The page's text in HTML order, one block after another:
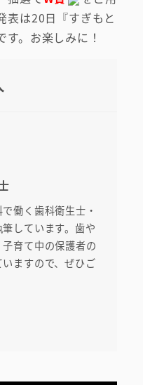
無料託児ルーム
表は20日『すぎもと
。お楽しみに！
働く歯科衛生士・
しています。歯や
育て中の保護者の
ますので、ぜひご